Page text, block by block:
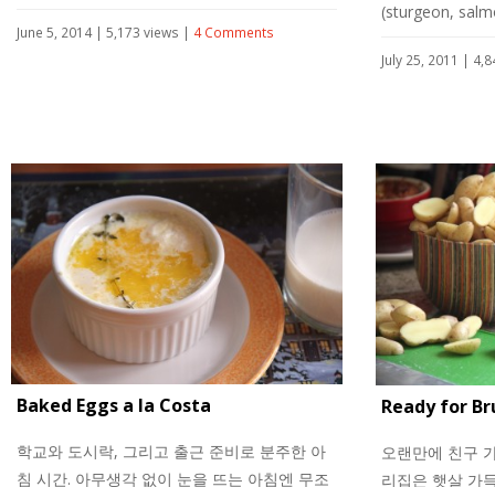
June 5, 2014 | 5,173 views | 4 Comments
(sturgeon,
July 25, 2011 |
Baked Eggs a la Costa
학교와 도시락, 그리고 출근 준비로 분주한 아
침 시간. 아무생각 없이 눈을 뜨는 아침엔 무조
Ready for
오랜만에 친구
리집은 햇살 가